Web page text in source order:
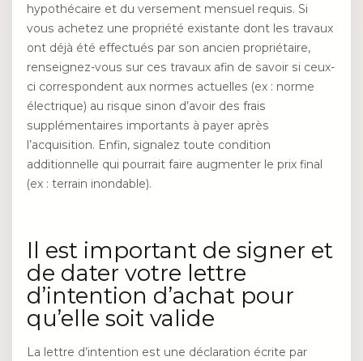
hypothécaire et du versement mensuel requis. Si
vous achetez une propriété existante dont les travaux
ont déjà été effectués par son ancien propriétaire,
renseignez-vous sur ces travaux afin de savoir si ceux-
ci correspondent aux normes actuelles (ex : norme
électrique) au risque sinon d’avoir des frais
supplémentaires importants à payer après
l’acquisition. Enfin, signalez toute condition
additionnelle qui pourrait faire augmenter le prix final
(ex : terrain inondable).
Il est important de signer et
de dater votre lettre
d’intention d’achat pour
qu’elle soit valide
La lettre d’intention est une déclaration écrite par